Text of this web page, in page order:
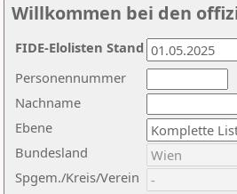
Willkommen bei den
Nachname
Ebene
Personennummer
Bundesland
Spgem./Kreis/Verein
FIDE-Elolisten Stand